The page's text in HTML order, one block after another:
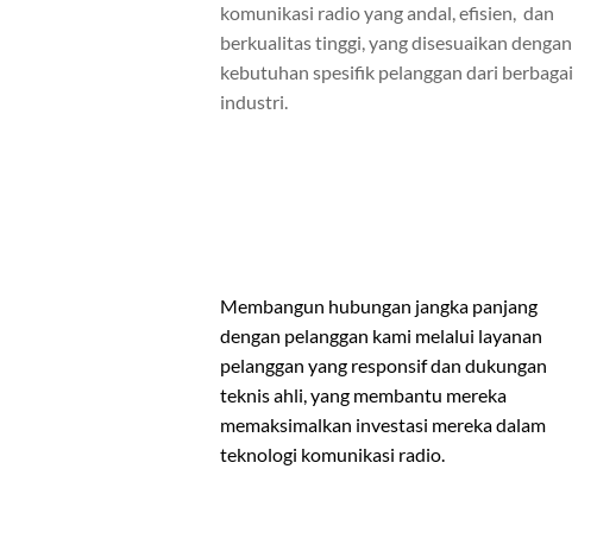
komunikasi radio yang andal, efisien, dan
berkualitas tinggi, yang disesuaikan dengan
kebutuhan spesifik pelanggan dari berbagai
industri.
Membangun hubungan jangka panjang
dengan pelanggan kami melalui layanan
pelanggan yang responsif dan dukungan
teknis ahli, yang membantu mereka
memaksimalkan investasi mereka dalam
teknologi komunikasi radio.